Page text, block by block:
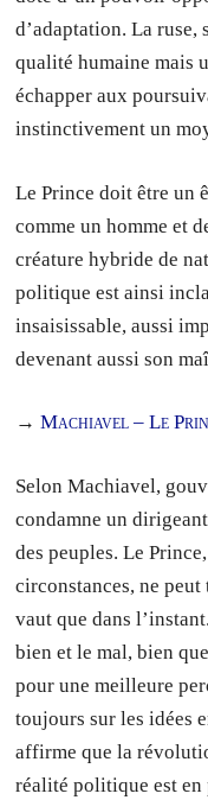
d’adaptation. La ruse,
qualité humaine mais
échapper aux
instinctivement un
Le Prince doit être un
comme un homme et
créature hybride de
politique est ainsi
insaisissable, aussi
devenant aussi son
→Machiavel – Le
Selon Machiavel,
condamne un
des peuples. Le
circonstances, ne peut
vaut que dans
bien et le mal, bien
pour une meilleure
toujours sur les idées
affirme que la
réalité politique est en